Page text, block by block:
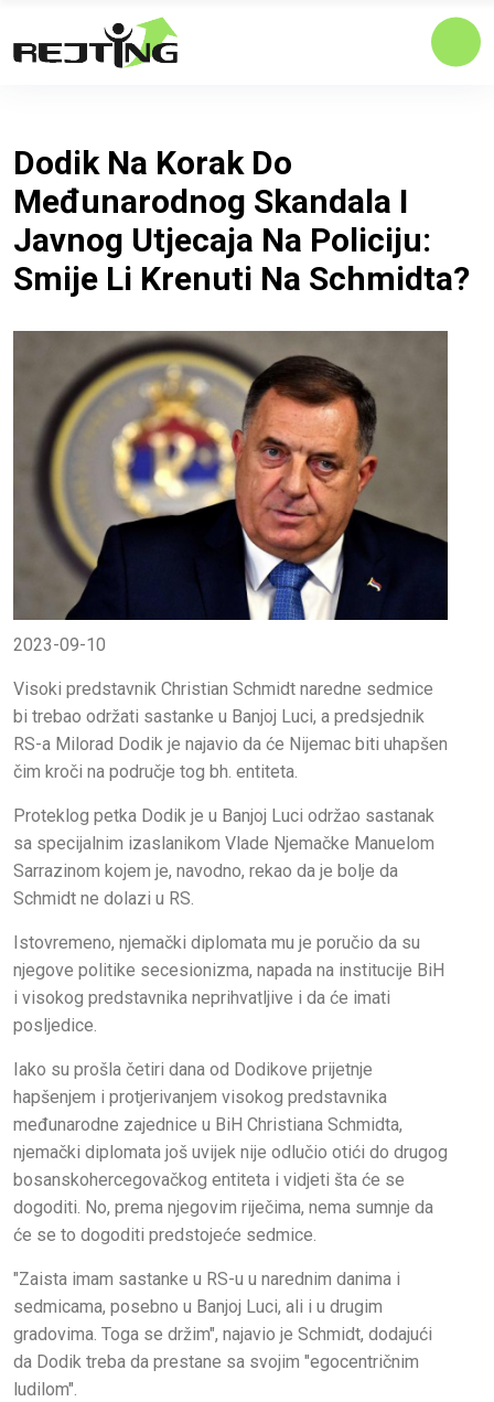
Dodik Na Korak Do
Međunarodnog Skandala I
Javnog Utjecaja Na Policiju:
Smije Li Krenuti Na Schmidta?
2023-09-10
Visoki predstavnik Christian Schmidt naredne sedmice
bi trebao održati sastanke u Banjoj Luci, a predsjednik
RS-a Milorad Dodik je najavio da će Nijemac biti uhapšen
čim kroči na područje tog bh. entiteta.
Proteklog petka Dodik je u Banjoj Luci održao sastanak
sa specijalnim izaslanikom Vlade Njemačke Manuelom
Sarrazinom kojem je, navodno, rekao da je bolje da
Schmidt ne dolazi u RS.
Istovremeno, njemački diplomata mu je poručio da su
njegove politike secesionizma, napada na institucije BiH
i visokog predstavnika neprihvatljive i da će imati
posljedice.
Iako su prošla četiri dana od Dodikove prijetnje
hapšenjem i protjerivanjem visokog predstavnika
međunarodne zajednice u BiH Christiana Schmidta,
njemački diplomata još uvijek nije odlučio otići do drugog
bosanskohercegovačkog entiteta i vidjeti šta će se
dogoditi. No, prema njegovim riječima, nema sumnje da
će se to dogoditi predstojeće sedmice.
"Zaista imam sastanke u RS-u u narednim danima i
sedmicama, posebno u Banjoj Luci, ali i u drugim
gradovima. Toga se držim", najavio je Schmidt, dodajući
da Dodik treba da prestane sa svojim "egocentričnim
ludilom".